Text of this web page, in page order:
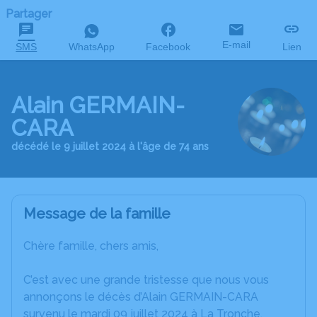
Partager
SMS WhatsApp Facebook E-mail Lien
Alain GERMAIN-
CARA
décédé le 9 juillet 2024 à l'âge de 74 ans
Message de la famille
Chère famille, chers amis,
C’est avec une grande tristesse que nous vous
annonçons le décès d’Alain GERMAIN-CARA
survenu le mardi 09 juillet 2024 à La Tronche.